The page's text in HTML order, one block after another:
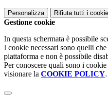
Personalizza Rifiuta tutti i
Gestione cookie
In questa schermata è possibile
I cookie necessari sono quelli
piattaforma e non è possibile
Per conoscere quali sono i
visionare la COOKIE POLICY.